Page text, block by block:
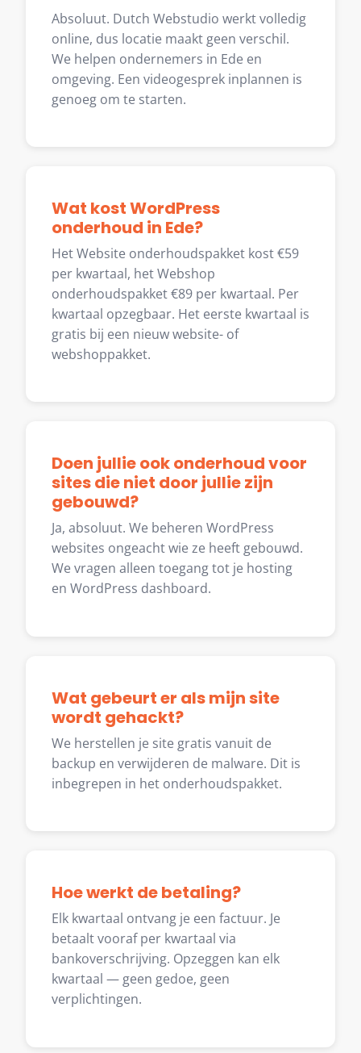
Absoluut. Dutch Webstudio werkt volledig
online, dus locatie maakt geen verschil.
We helpen ondernemers in Ede en
omgeving. Een videogesprek inplannen is
genoeg om te starten.
Wat kost WordPress
onderhoud in Ede?
Het Website onderhoudspakket kost €59
per kwartaal, het Webshop
onderhoudspakket €89 per kwartaal. Per
kwartaal opzegbaar. Het eerste kwartaal is
gratis bij een nieuw website- of
webshoppakket.
Doen jullie ook onderhoud voor
sites die niet door jullie zijn
gebouwd?
Ja, absoluut. We beheren WordPress
websites ongeacht wie ze heeft gebouwd.
We vragen alleen toegang tot je hosting
en WordPress dashboard.
Wat gebeurt er als mijn site
wordt gehackt?
We herstellen je site gratis vanuit de
backup en verwijderen de malware. Dit is
inbegrepen in het onderhoudspakket.
Hoe werkt de betaling?
Elk kwartaal ontvang je een factuur. Je
betaalt vooraf per kwartaal via
bankoverschrijving. Opzeggen kan elk
kwartaal — geen gedoe, geen
verplichtingen.